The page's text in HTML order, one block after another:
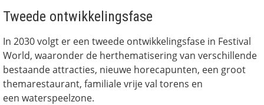
Tweede ontwikkelingsfase
In 2030 volgt er een tweede ontwikkelingsfase in Festival
World, waaronder de herthematisering van verschillende
bestaande attracties, nieuwe horecapunten, een groot
themarestaurant, familiale vrije val torens en
een waterspeelzone.